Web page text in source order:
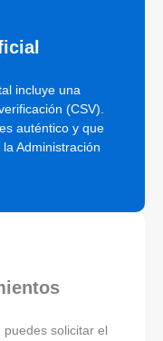
incluye una
(CSV).
auténtico y que
Administración
solicitar el